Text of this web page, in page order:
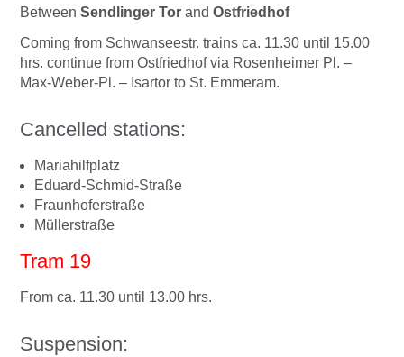
Between Sendlinger Tor and Ostfriedhof
Coming from Schwanseestr. trains ca. 11.30 until 15.00
hrs. continue from Ostfriedhof via Rosenheimer Pl. –
Max-Weber-Pl. – Isartor to St. Emmeram.
Cancelled stations:
Mariahilfplatz
Eduard-Schmid-Straße
Fraunhoferstraße
Müllerstraße
Tram 19
From ca. 11.30 until 13.00 hrs.
Suspension: